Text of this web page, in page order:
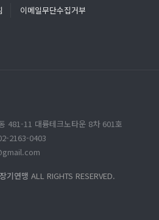
이메일무단수집거부
481-11 대륭테크노타운 8차 601호
2163-0403
기연맹 ALL RIGHTS RESERVED.